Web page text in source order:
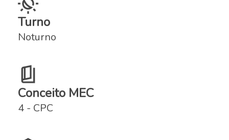
Turno
Noturno
Conceito MEC
4 - CPC